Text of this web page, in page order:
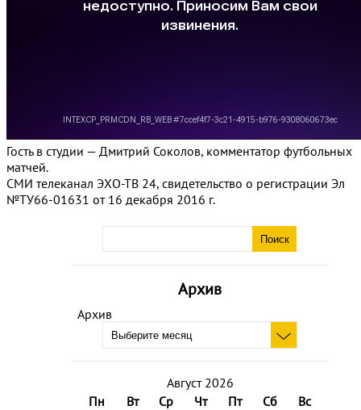
Архив
Архив
Август 2026
Пн
Вт Ср Чт Пт Сб
Вс
Гость в студии — Дмитрий Соколов, комментатор футбольных
матчей.
СМИ телеканал ЭХО-ТВ 24, свидетельство о регистрации Эл
№ТУ66-01631 от 16 декабря 2016 г.